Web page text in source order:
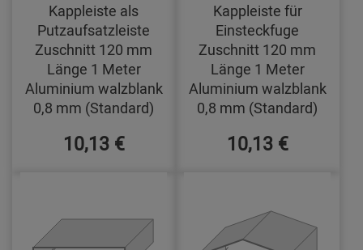
Kappleiste als
Putzaufsatzleiste
Zuschnitt 120 mm
Länge 1 Meter
Aluminium walzblank
0,8 mm (Standard)
10,13 €
Kappleiste für
Einsteckfuge
Zuschnitt 120 mm
Länge 1 Meter
Aluminium walzblank
0,8 mm (Standard)
10,13 €